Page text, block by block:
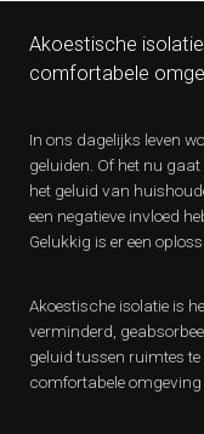
Akoestische
comfortabele
In ons dagelijks leven
geluiden. Of het nu
het geluid van
een negatieve invloed
Gelukkig is er een
Akoestische isolatie is
verminderd,
geluid tussen ruimtes te
comfortabele omgeving